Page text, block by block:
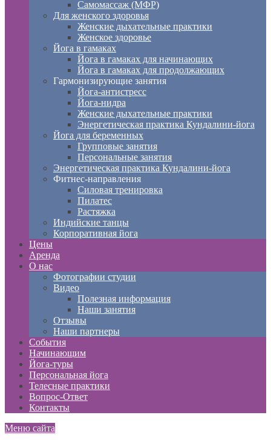
Самомассаж (МФР)
Для женского здоровья
Женские дыхательные практики
Женское здоровье
Йога в гамаках
Йога в гамаках для начинающих
Йога в гамаках для продолжающих
Гармонизирующие занятия
Йога-антистресс
Йога-нидра
Женские дыхательные практики
Энергетическая практика Кундалини-йога
Йога для беременных
Групповые занятия
Персональные занятия
Энергетическая практика Кундалини-йога
Фитнес-направления
Силовая тренировка
Пилатес
Растяжка
Индийские танцы
Корпоративная йога
Цены
Аренда
О нас
Фотографии студии
Видео
Полезная информация
Наши занятия
Отзывы
Наши партнеры
События
Начинающим
Йога-туры
Персональная йога
Телесные практики
Вопрос-Ответ
Контакты
Меню сайта